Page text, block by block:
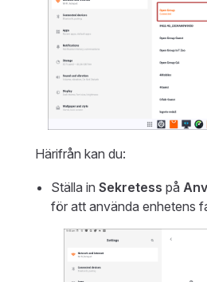
Härifrån kan du:
Ställa in Sekretess på
för att använda enhetens